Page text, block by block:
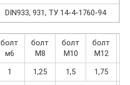
DIN933, 931, ТУ 14-4-1760-94
болт
м6
болт
М8
болт
М10
болт
М12
1 1,25 1,5
1,75